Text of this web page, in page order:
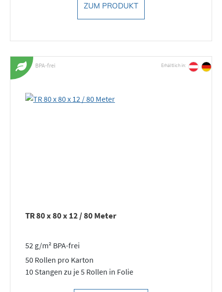
ZUM PRODUKT
BPA-frei Erhältlich in:
TR 80 x 80 x 12 / 80 Meter
52 g/m² BPA-frei
50 Rollen pro Karton
10 Stangen zu je 5 Rollen in Folie